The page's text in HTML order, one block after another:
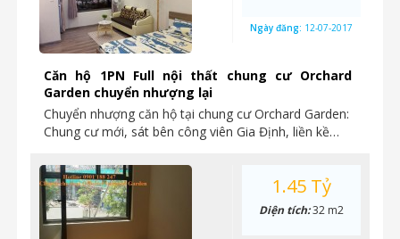
Căn hộ 1PN Full nội thất chung cư Orchard
Garden chuyển nhượng lại
Chuyển nhượng căn hộ tại chung cư Orchard Garden:
Chung cư mới, sát bên công viên Gia Định, liền kề…
Ngày đăng: 12-07-2017
1.45 Tỷ
Diện tích:32 m2